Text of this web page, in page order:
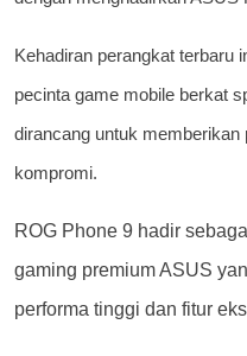
Kehadiran perangkat terbaru
pecinta game mobile berkat
dirancang untuk memberikan
kompromi.
ROG Phone 9 hadir
gaming premium ASUS
performa tinggi dan fitur